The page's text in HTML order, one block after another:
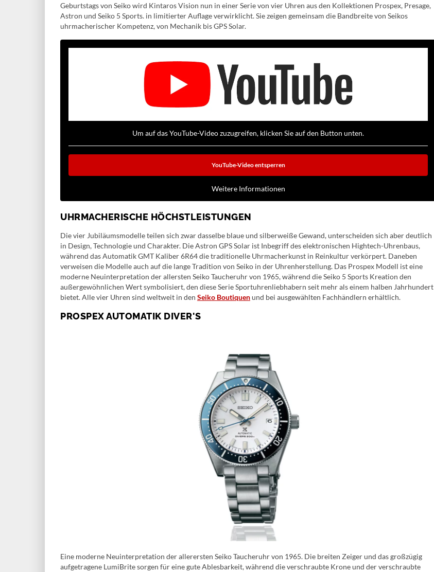
Geburtstags von Seiko wird Kintaros Vision nun in einer Serie von vier Uhren aus den Kollektionen Prospex, Presage,
Astron und Seiko 5 Sports. in limitierter Auflage verwirklicht. Sie zeigen gemeinsam die Bandbreite von Seikos
uhrmacherischer Kompetenz, von Mechanik bis GPS Solar.
Um auf das YouTube-Video zuzugreifen, klicken Sie auf den Button unten.
YouTube-Video entsperren
Weitere Informationen
UHRMACHERISCHE HÖCHSTLEISTUNGEN
Die vier Jubiläumsmodelle teilen sich zwar dasselbe blaue und silberweiße Gewand, unterscheiden sich aber deutlich
in Design, Technologie und Charakter. Die Astron GPS Solar ist Inbegriff des elektronischen Hightech-Uhrenbaus,
während das Automatik GMT Kaliber 6R64 die traditionelle Uhrmacherkunst in Reinkultur verkörpert. Daneben
verweisen die Modelle auch auf die lange Tradition von Seiko in der Uhrenherstellung. Das Prospex Modell ist eine
moderne Neuinterpretation der allersten Seiko Taucheruhr von 1965, während die Seiko 5 Sports Kreation den
außergewöhnlichen Wert symbolisiert, den diese Serie Sportuhrenliebhabern seit mehr als einem halben Jahrhundert
bietet. Alle vier Uhren sind weltweit in den Seiko Boutiquenund bei ausgewählten Fachhändlern erhältlich.
PROSPEX AUTOMATIK DIVER'S
Eine moderne Neuinterpretation der allerersten Seiko Taucheruhr von 1965. Die breiten Zeiger und das großzügig
aufgetragene LumiBrite sorgen für eine gute Ablesbarkeit, während die verschraubte Krone und der verschraubte